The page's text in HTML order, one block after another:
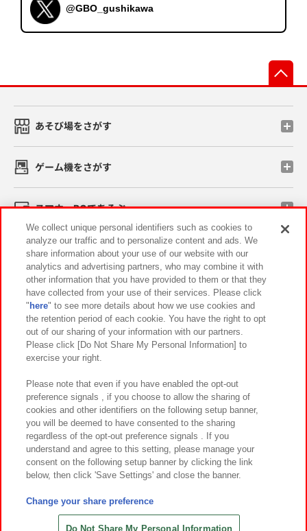
@GBO_gushikawa
あそび場をさがす
ゲーム機をさがす
スマホ・PCであそぶ
イベント・キャンペーン
関連会社 サステナビリティ サイトポリシー
プライバシーポリシー ウェブアクセシビリティ方針と検証結果
お取引先さまとともに
カスタマーハラスメント対応方針 よくあるご質問・お問い合わせ
©Bandai Namco Amusement Inc.
©Bandai Namco Amusement Lab Inc.
©HANAYASHIKI Co., Ltd. All Rights Reserved.
We collect unique personal identifiers such as cookies to
analyze our traffic and to personalize content and ads. We
share information about your use of our website with our
analytics and advertising partners, who may combine it with
other information that you have provided to them or that they
have collected from your use of their services. Please click
" here" to see more details about how we use cookies and
the retention period of each cookie. You have the right to opt
out of our sharing of your information with our partners.
Please click [Do Not Share My Personal Information] to
exercise your right.
Please note that even if you have enabled the opt-out
preference signals , if you choose to allow the sharing of
cookies and other identifiers on the following setup banner,
you will be deemed to have consented to the sharing
regardless of the opt-out preference signals . If you
understand and agree to this setting, please manage your
consent on the following setup banner by clicking the link
below, then click 'Save Settings' and close the banner.
Change your share preference
Do Not Share My Personal Information